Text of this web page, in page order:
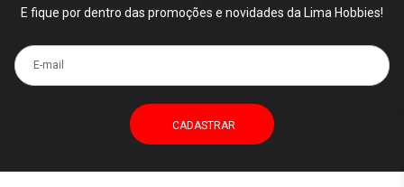
E fique por dentro das promoções e novidades da Lima Hobbies!
E-mail